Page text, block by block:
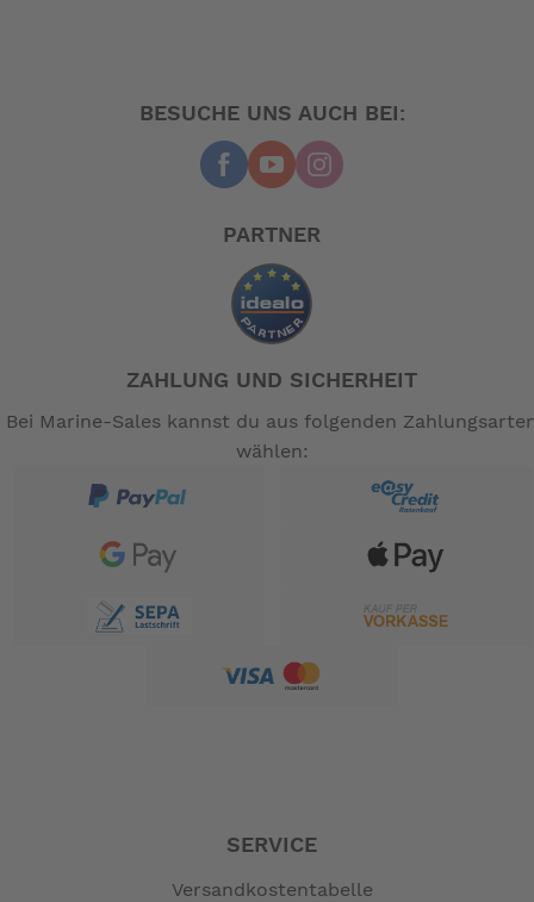
Mehr Hinweise im Sicherheitsdatenblatt!
HONDA MOTOR EUROPE LTD.
T +441344898000
Honda Motor Europe Logistics NV
9000 Gent - BELGIUM
HMEL.SDS@honda-eu.com
gehören nicht zum Leistungsumfang. --
BESUCHE UNS AUCH BEI:
PARTNER
ZAHLUNG UND SICHERHEIT
Bei Marine-Sales kannst du aus folgenden
wählen:
SERVICE
Versandkostentabelle